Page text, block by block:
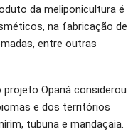
da meliponicultura é
na fabricação de
entre outras
Opaná considerou
e dos territórios
tubuna e mandaçaia.